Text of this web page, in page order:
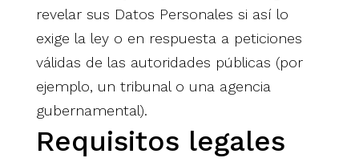
revelar sus Datos Personales si así lo
exige la ley o en respuesta a peticiones
válidas de las autoridades públicas (por
ejemplo, un tribunal o una agencia
gubernamental).
Requisitos legales